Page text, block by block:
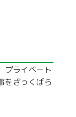
プライベート
をざっくばら